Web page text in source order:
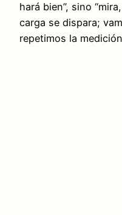
hará bien”, sino
carga se dispara;
repetimos la